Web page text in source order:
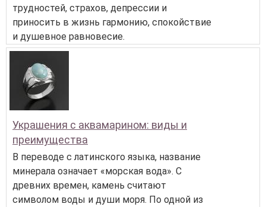
трудностей, страхов, депрессии и
приносить в жизнь гармонию, спокойствие
и душевное равновесие.
Украшения с аквамарином: виды и
преимущества
В переводе с латинского языка, название
минерала означает «морская вода». С
древних времен, камень считают
символом воды и души моря. По одной из